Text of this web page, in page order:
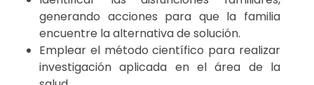
generando acciones para que la familia
encuentre la alternativa de solución.
Emplear el método científico para realizar
investigación aplicada en el área de la